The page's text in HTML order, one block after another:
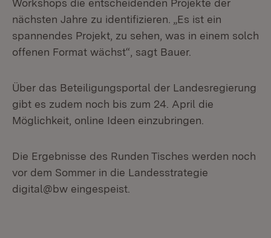
Workshops die entscheidenden Projekte der
nächsten Jahre zu identifizieren. „Es ist ein
spannendes Projekt, zu sehen, was in einem solch
offenen Format wächst“, sagt Bauer.
Über das Beteiligungsportal der Landesregierung
gibt es zudem noch bis zum 24. April die
Möglichkeit, online Ideen einzubringen.
Die Ergebnisse des Runden Tisches werden noch
vor dem Sommer in die Landesstrategie
digital@bw eingespeist.